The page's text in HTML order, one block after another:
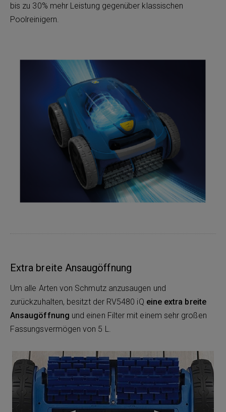
bis zu 30% mehr Leistung gegenüber klassischen
Poolreinigern.
Extra breite Ansaugöffnung
Um alle Arten von Schmutz anzusaugen und
zurückzuhalten, besitzt der RV5480 iQ eine extra breite
Ansaugöffnung und einen Filter mit einem sehr großen
Fassungsvermögen von 5 L.